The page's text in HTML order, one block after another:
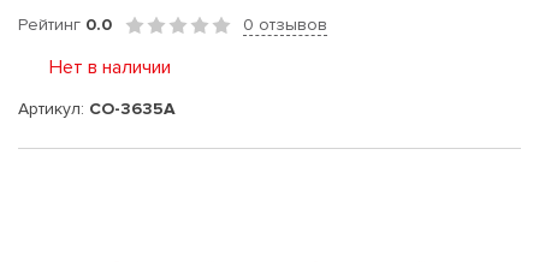
Рейтинг 0.0 0 отзывов
Нет в наличии
Артикул: CO-3635A